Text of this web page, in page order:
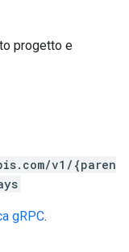
progetto e
v1/{paren
gRPC.